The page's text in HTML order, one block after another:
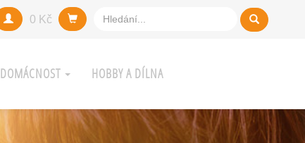
0 Kč
DOMÁCNOST HOBBY A DÍLNA